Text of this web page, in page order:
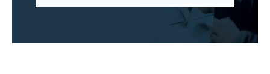
고객후기
업무분야